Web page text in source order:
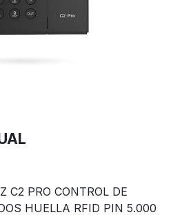
C2 PRO CONTROL DE
HUELLA RFID PIN 5.000